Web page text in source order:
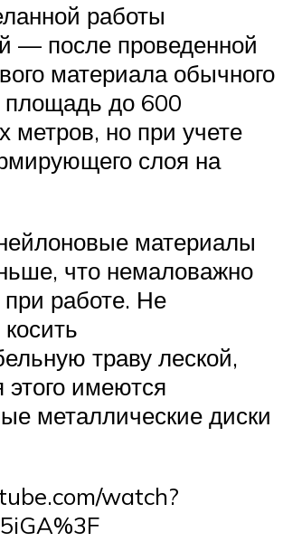
работы
— после проведенной
материала обычного
площадь до 600
метров, но при учете
слоя на
материалы
что немаловажно
работе. Не
траву леской,
этого имеются
металлические диски
watch?